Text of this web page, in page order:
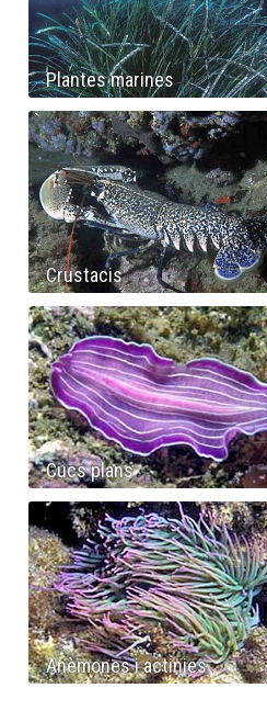
Plantes marines
Crustacis
Cucs plans
Anèmones i actinies